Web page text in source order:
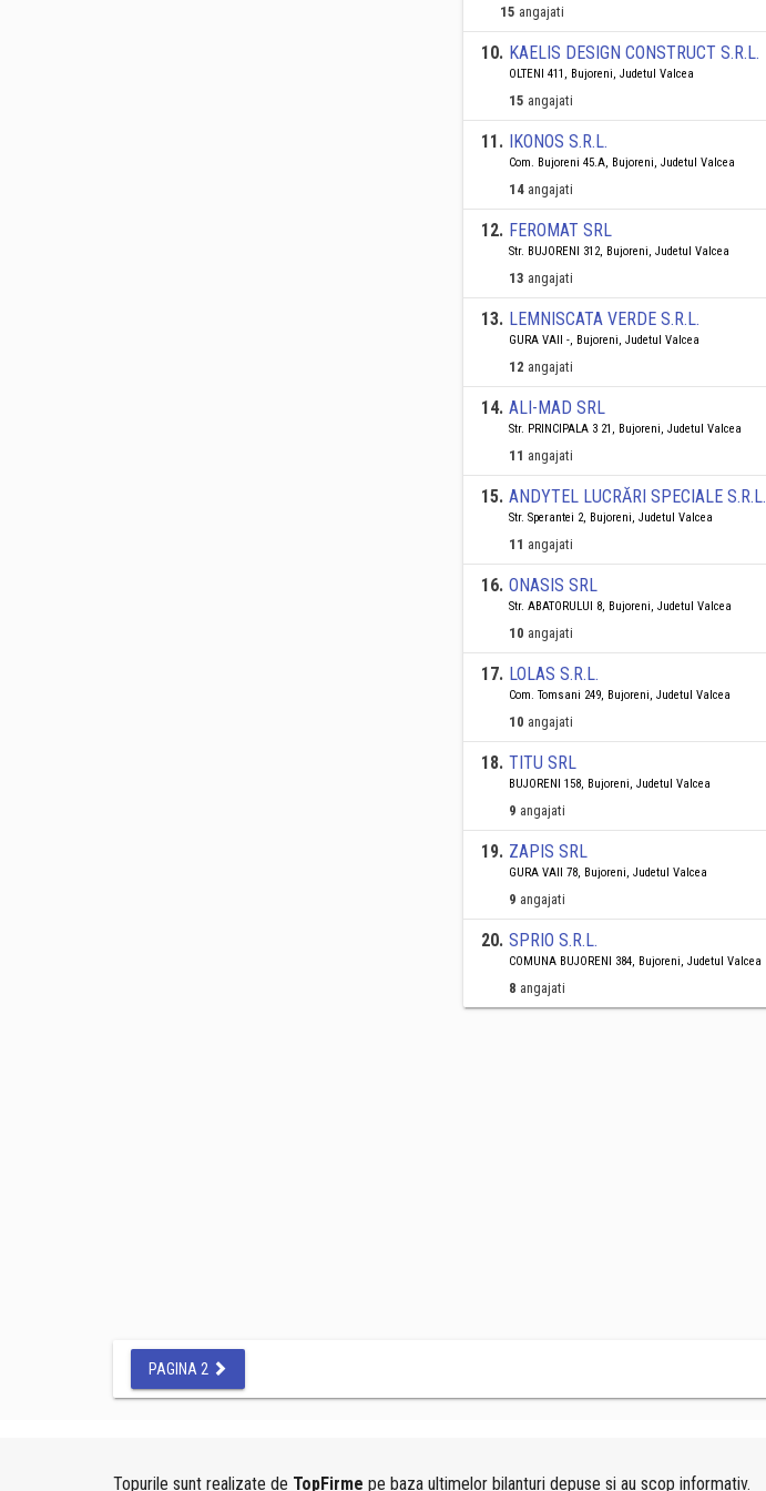
15 angajati
10. KAELIS DESIGN CONSTRUCT S.R.L.
OLTENI 411, Bujoreni, Judetul Valcea
15 angajati
11. IKONOS S.R.L.
Com. Bujoreni 45.A, Bujoreni, Judetul Valcea
14 angajati
12. FEROMAT SRL
Str. BUJORENI 312, Bujoreni, Judetul Valcea
13 angajati
13. LEMNISCATA VERDE S.R.L.
GURA VAII -, Bujoreni, Judetul Valcea
12 angajati
14. ALI-MAD SRL
Str. PRINCIPALA 3 21, Bujoreni, Judetul Valcea
11 angajati
15. ANDYTEL LUCRĂRI SPECIALE S.R.L.
Str. Sperantei 2, Bujoreni, Judetul Valcea
11 angajati
16. ONASIS SRL
Str. ABATORULUI 8, Bujoreni, Judetul Valcea
10 angajati
17. LOLAS S.R.L.
Com. Tomsani 249, Bujoreni, Judetul Valcea
10 angajati
18. TITU SRL
BUJORENI 158, Bujoreni, Judetul Valcea
9 angajati
19. ZAPIS SRL
GURA VAII 78, Bujoreni, Judetul Valcea
9 angajati
20. SPRIO S.R.L.
COMUNA BUJORENI 384, Bujoreni, Judetul Valcea
8 angajati
PAGINA 2
Topurile sunt realizate de TopFirme pe baza ultimelor bilanturi depuse si au scop informativ.